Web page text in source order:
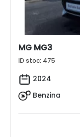
MG MG3
ID stoc: 475
2024
Benzina